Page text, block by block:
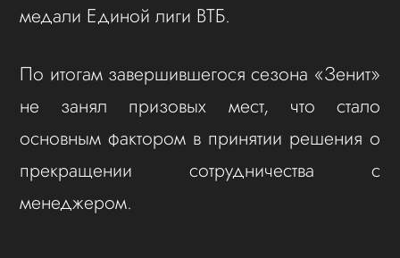
медали Единой лиги ВТБ.
По итогам завершившегося сезона «Зенит»
не занял призовых мест, что стало
основным фактором в принятии решения о
прекращении сотрудничества с
менеджером.